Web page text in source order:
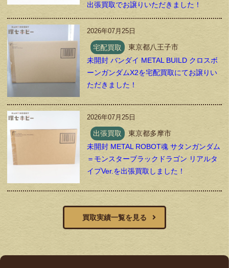
出張買取でお譲りいただきました！
2026年07月25日
宅配買取
東京都八王子市
未開封 バンダイ METAL BUILD クロスボ
ーンガンダムX2を宅配買取にてお譲りい
ただきました！
2026年07月25日
出張買取
東京都多摩市
未開封 METAL ROBOT魂 サタンガンダム
＝モンスターブラックドラゴン リアルタ
イプVer.を出張買取しました！
買取実績一覧を見る